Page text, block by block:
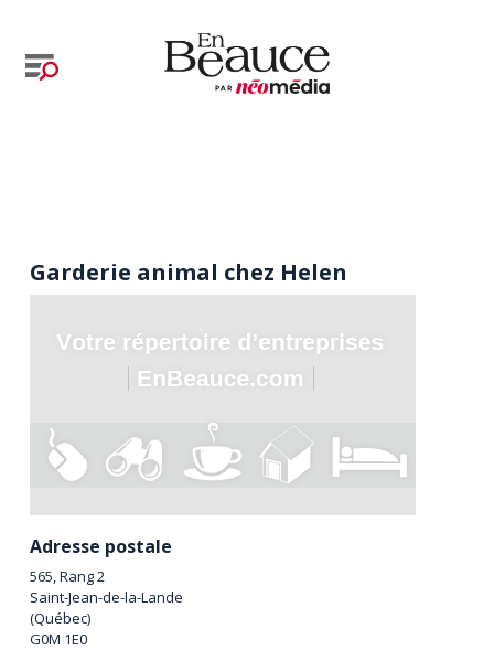
Garderie animal chez Helen
Adresse postale
565, Rang 2
Saint-Jean-de-la-Lande
(Québec)
G0M 1E0